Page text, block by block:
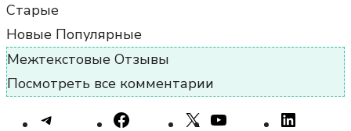
Старые
Новые Популярные
Межтекстовые Отзывы
Посмотреть все комментарии